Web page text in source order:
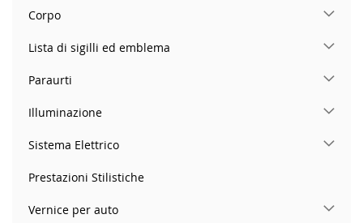
Corpo
Lista di sigilli ed emblema
Paraurti
Illuminazione
Sistema Elettrico
Prestazioni Stilistiche
Vernice per auto